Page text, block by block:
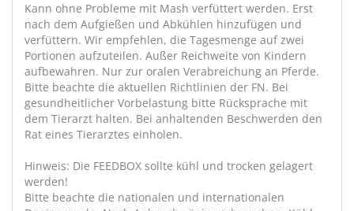
Kann ohne Probleme mit Mash verfüttert werden. Erst
nach dem Aufgießen und Abkühlen hinzufügen und
verfüttern. Wir empfehlen, die Tagesmenge auf zwei
Portionen aufzuteilen. Außer Reichweite von Kindern
aufbewahren. Nur zur oralen Verabreichung an Pferde.
Bitte beachte die aktuellen Richtlinien der FN. Bei
gesundheitlicher Vorbelastung bitte Rücksprache mit
dem Tierarzt halten. Bei anhaltenden Beschwerden den
Rat eines Tierarztes einholen.
Hinweis: Die FEEDBOX sollte kühl und trocken gelagert
werden!
Bitte beachte die nationalen und internationalen